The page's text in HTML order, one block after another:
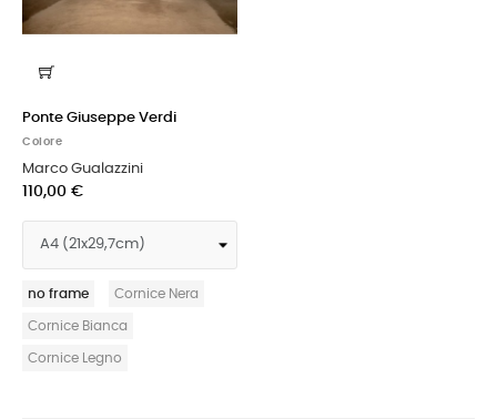
Ponte Giuseppe Verdi
Colore
Marco Gualazzini
110,00 €
no frame Cornice Nera
Cornice Bianca
Cornice Legno